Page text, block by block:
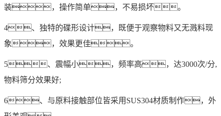
装，操作简单，不易损坏。
4、独特的碟形设计，既便于观察物料又无溅料现
象，效果更佳。
5、震幅小，频率高，达3000次/分,
物料筛分效果好;
6、与原料接触部位皆采用SUS304材质制作，外